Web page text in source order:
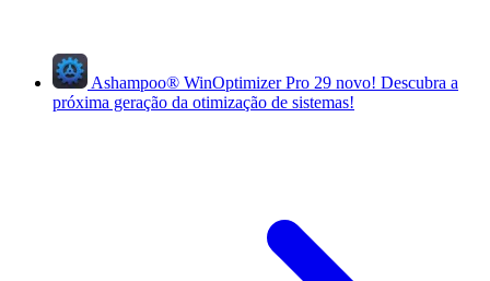
Ashampoo® WinOptimizer Pro 29 novo! Descubra a
próxima geração da otimização de sistemas!